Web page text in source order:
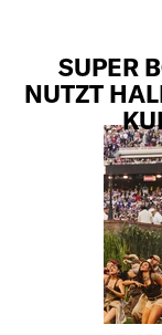
SUPER
NUTZT